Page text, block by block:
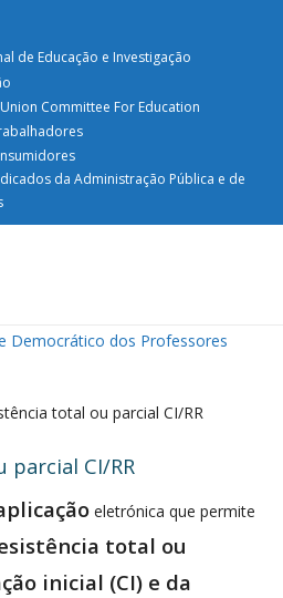
total ou parcial CI/RR
parcial CI/RR
eletrónica que permite
total ou
inicial (CI) e da